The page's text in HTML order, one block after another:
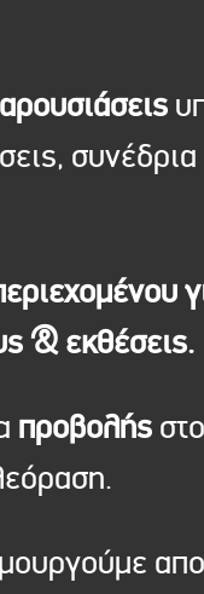
συνέδρια
& εκθέσεις.
προβολής στο